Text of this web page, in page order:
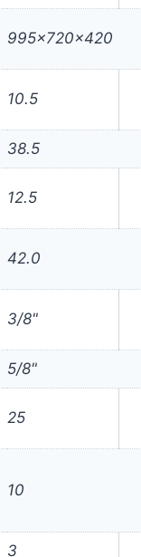
995x720x420
10.5
38.5
12.5
42.0
3/8"
5/8"
25
10
3